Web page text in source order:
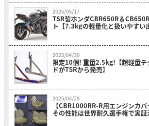
2025/05/17
TSR製ホンダCBR650R＆
ト【7.3kgの軽量化と扱いやすい
2025/04/30
限定10個! 重量2.5kg!【超軽量チ
ドがTSRから発売】
2025/04/29
【CBR1000RR-R用エンジンカバ
その性能は世界耐久選手権で実